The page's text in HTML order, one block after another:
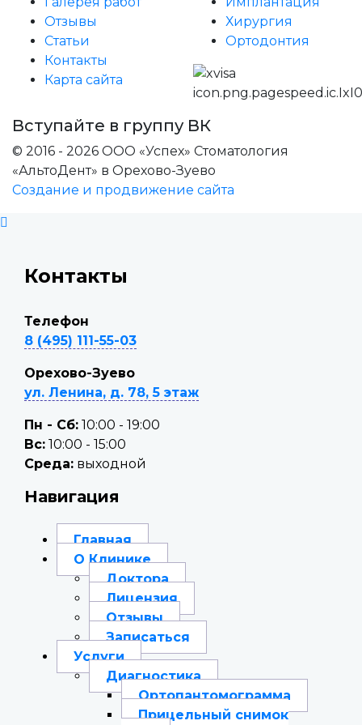
Отзывы
Статьи
Контакты
Карта сайта
Хирургия
Ортодонтия
Вступайте в группу ВК
© 2016 - 2026 ООО «Успех» Стоматология
«АльтоДент» в Орехово-Зуево
Создание и продвижение сайта
Контакты
Телефон
8 (495) 111-55-03
Орехово-Зуево
ул. Ленина, д. 78, 5 этаж
Пн - Сб: 10:00 - 19:00
Вc: 10:00 - 15:00
Среда: выходной
Навигация
Главная
О Клинике
Доктора
Лицензия
Отзывы
Записаться
Услуги
Диагностика
Ортопантомограмма
Прицельный снимок